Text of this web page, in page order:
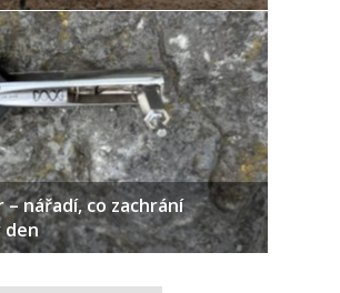
– nářadí, co zachrání
den